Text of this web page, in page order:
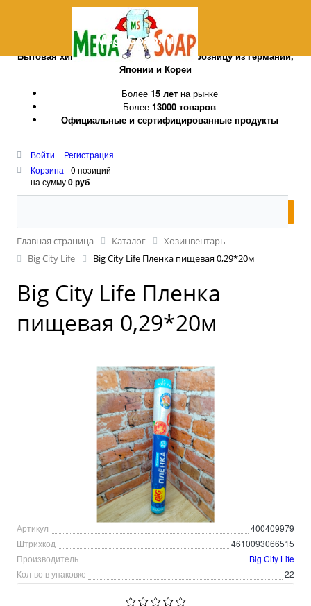
MegaSoap.ru
Бытовая химия и косметика оптом и в розницу из Германии,
Японии и Кореи
Более 15 летна рынке
Более 13000 товаров
Официальные и сертифицированные продукты
Войти
Регистрация
Корзина
0 позиций
на сумму0 руб
Главная страница Каталог
Хозинвентарь
Big City Life
Big City Life Пленка пищевая 0,29*20м
Big City Life Пленка
пищевая 0,29*20м
Артикул
400409979
Штрихкод
4610093066515
Производитель
Big City Life
Кол-во в упаковке
22